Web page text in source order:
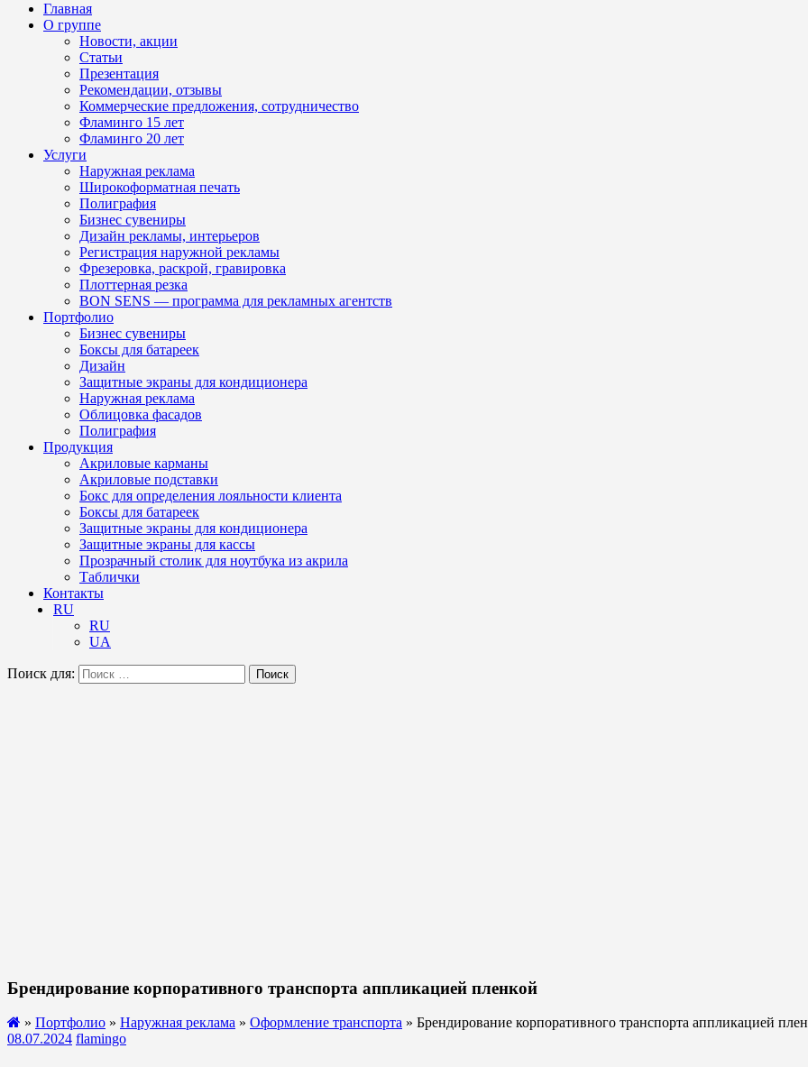
Главная
О группе
Новости, акции
Статьи
Презентация
Рекомендации, отзывы
Коммерческие предложения, сотрудничество
Фламинго 15 лет
Фламинго 20 лет
Услуги
Наружная реклама
Широкоформатная печать
Полиграфия
Бизнес сувениры
Дизайн рекламы, интерьеров
Регистрация наружной рекламы
Фрезеровка, раскрой, гравировка
Плоттерная резка
BON SENS — программа для рекламных агентств
Портфолио
Бизнес сувениры
Боксы для батареек
Дизайн
Защитные экраны для кондиционера
Наружная реклама
Облицовка фасадов
Полиграфия
Продукция
Акриловые карманы
Акриловые подставки
Бокс для определения лояльности клиента
Боксы для батареек
Защитные экраны для кондиционера
Защитные экраны для кассы
Прозрачный столик для ноутбука из акрила
Таблички
Контакты
RU
RU
UA
Поиск для: Поиск
Брендирование корпоративного транспорта аппликацией пленкой
» Портфолио » Наружная реклама » Оформление транспорта » Брендирование корпоративного транспорта аппликацией
08.07.2024 flamingo